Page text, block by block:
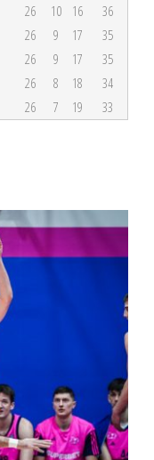
26 10 16
36
26 9 17
35
26 9 17
35
26 8 18
34
26 7 19 33